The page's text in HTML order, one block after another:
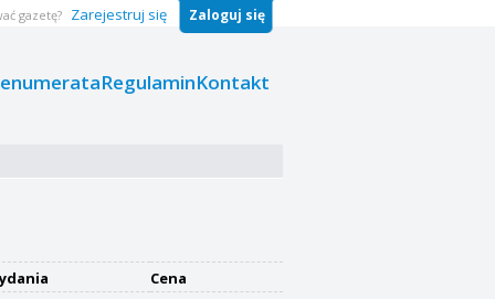
RegulaminKontakt
gazetę? Zarejestruj się Zaloguj się
Cena